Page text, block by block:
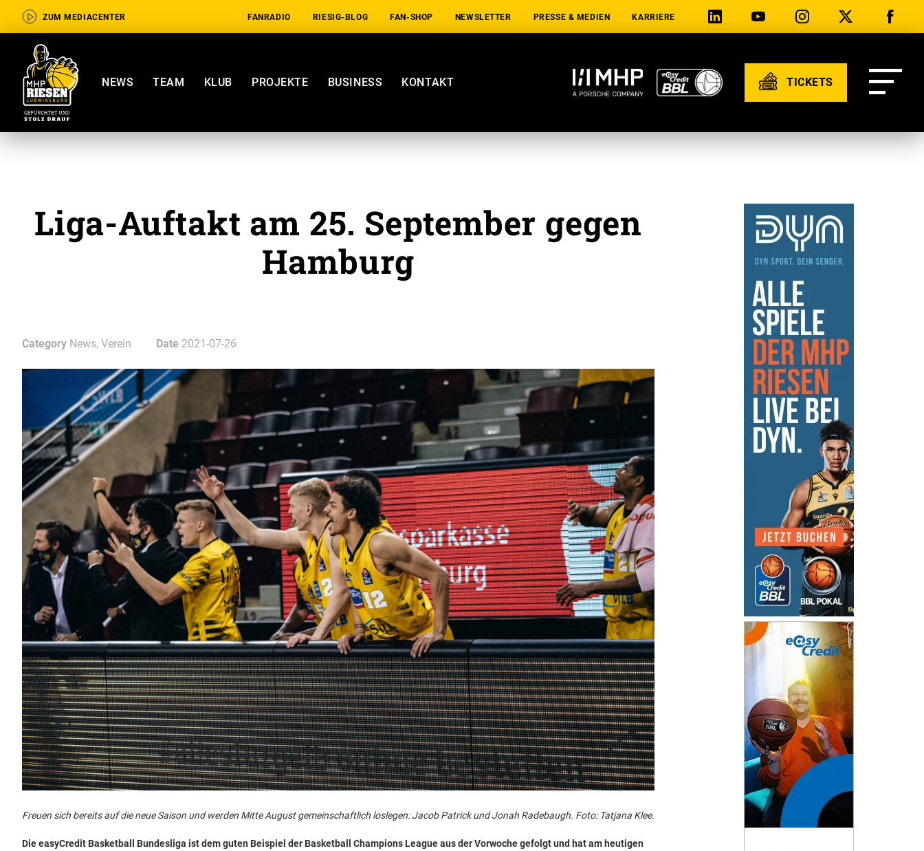
ZUM MEDIACENTER FANRADIO RIESIG-BLOG FAN-SHOP NEWSLETTER PRESSE & MEDIEN KARRIERE
NEWS TEAM KLUB PROJEKTE BUSINESS KONTAKT TICKETS
Liga-Auftakt am 25. September gegen
Hamburg
Category News, Verein Date 2021-07-26
Freuen sich bereits auf die neue Saison und werden Mitte August gemeinschaftlich loslegen: Jacob Patrick und Jonah Radebaugh. Foto: Tatjana Klee.
Die easyCredit Basketball Bundesliga ist dem guten Beispiel der Basketball Champions League aus der Vorwoche gefolgt und hat am heutigen